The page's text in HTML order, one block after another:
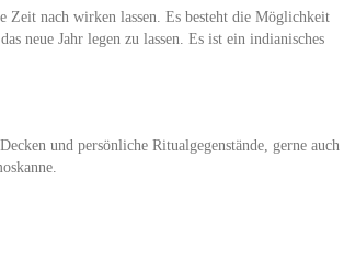
Zeit nach wirken lassen. Es besteht die Möglichkeit
neue Jahr legen zu lassen. Es ist ein indianisches
und persönliche Ritualgegenstände, gerne auch